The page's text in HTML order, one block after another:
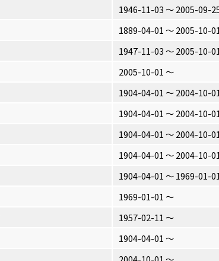
1946-11-03 〜 2005-09-
1889-04-01 〜 2005-10-
1947-11-03 〜 2005-10-01
2005-10-01 〜
1904-04-01 〜 2004-10-01
1904-04-01 〜 2004-10-
1904-04-01 〜 2004-10-01
1904-04-01 〜 2004-10-
1904-04-01 〜 1969-01-01
1969-01-01 〜
1957-02-11 〜
1904-04-01 〜